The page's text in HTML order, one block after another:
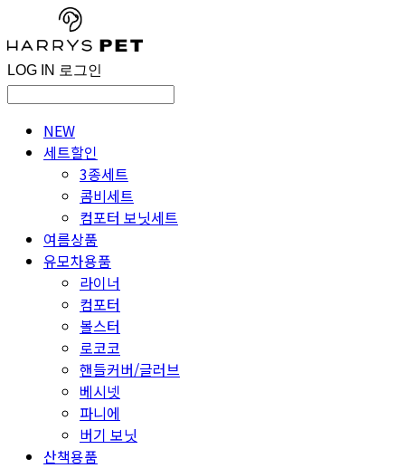
LOG IN 로그인
NEW
세트할인
3종세트
콤비세트
컴포터 보닛세트
여름상품
유모차용품
라이너
컴포터
볼스터
로코코
핸들커버/글러브
베시넷
파니에
버기 보닛
산책용품